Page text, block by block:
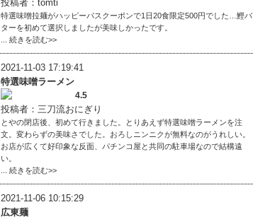
投稿者：tomti
特選味噌拉麺がハッピーパスクーポンで1日20食限定500円でした…鰹バ
ターを初めて選択しましたが美味しかったです。
... 続きを読む>>
2021-11-03 17:19:41
特選味噌ラーメン
4.5
投稿者：三刀流おにぎり
とやの閉店後、初めて行きました。とりあえず特選味噌ラーメンを注
文。変わらずの美味さでした。おろしニンニクが無料なのがうれしい。
お店が広くて好印象な反面、パチンコ屋と共同の駐車場なので結構遠
い。
... 続きを読む>>
2021-11-06 10:15:29
広東麺